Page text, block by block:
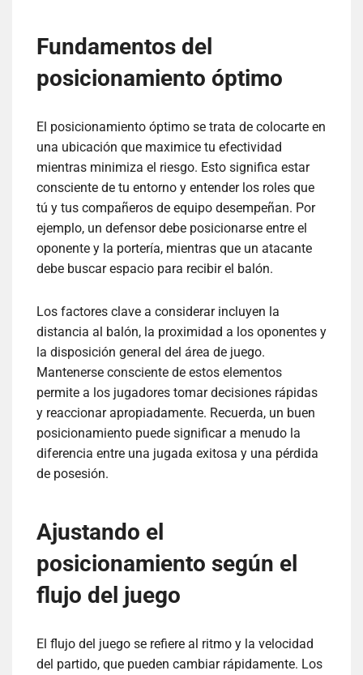
Fundamentos del
posicionamiento óptimo
El posicionamiento óptimo se trata de colocarte en
una ubicación que maximice tu efectividad
mientras minimiza el riesgo. Esto significa estar
consciente de tu entorno y entender los roles que
tú y tus compañeros de equipo desempeñan. Por
ejemplo, un defensor debe posicionarse entre el
oponente y la portería, mientras que un atacante
debe buscar espacio para recibir el balón.
Los factores clave a considerar incluyen la
distancia al balón, la proximidad a los oponentes y
la disposición general del área de juego.
Mantenerse consciente de estos elementos
permite a los jugadores tomar decisiones rápidas
y reaccionar apropiadamente. Recuerda, un buen
posicionamiento puede significar a menudo la
diferencia entre una jugada exitosa y una pérdida
de posesión.
Ajustando el
posicionamiento según el
flujo del juego
El flujo del juego se refiere al ritmo y la velocidad
del partido, que pueden cambiar rápidamente. Los